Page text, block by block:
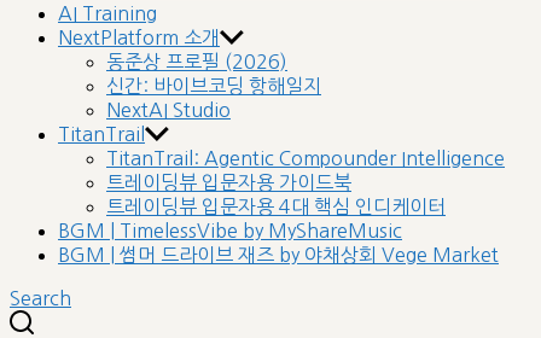
AI Training
NextPlatform 소개
동준상 프로필 (2026)
신간: 바이브코딩 항해일지
NextAI Studio
TitanTrail
TitanTrail: Agentic Compounder Intelligence
트레이딩뷰 입문자용 가이드북
트레이딩뷰 입문자용 4대 핵심 인디케이터
BGM | TimelessVibe by MyShareMusic
BGM | 썸머 드라이브 재즈 by 야채상회 Vege Market
Search